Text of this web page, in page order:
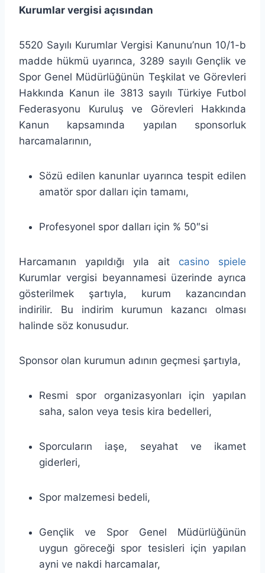
Kurumlar vergisi açısından
5520 Sayılı Kurumlar Vergisi Kanunu’nun 10/1-b
madde hükmü uyarınca, 3289 sayılı Gençlik ve
Spor Genel Müdürlüğünün Teşkilat ve Görevleri
Hakkında Kanun ile 3813 sayılı Türkiye Futbol
Federasyonu Kuruluş ve Görevleri Hakkında
Kanun kapsamında yapılan sponsorluk
harcamalarının,
Sözü edilen kanunlar uyarınca tespit edilen
amatör spor dalları için tamamı,
Profesyonel spor dalları için % 50″si
Harcamanın yapıldığı yıla ait casino spiele
Kurumlar vergisi beyannamesi üzerinde ayrıca
gösterilmek şartıyla, kurum kazancından
indirilir. Bu indirim kurumun kazancı olması
halinde söz konusudur.
Sponsor olan kurumun adının geçmesi şartıyla,
Resmi spor organizasyonları için yapılan
saha, salon veya tesis kira bedelleri,
Sporcuların iaşe, seyahat ve ikamet
giderleri,
Spor malzemesi bedeli,
Gençlik ve Spor Genel Müdürlüğünün
uygun göreceği spor tesisleri için yapılan
ayni ve nakdi harcamalar,